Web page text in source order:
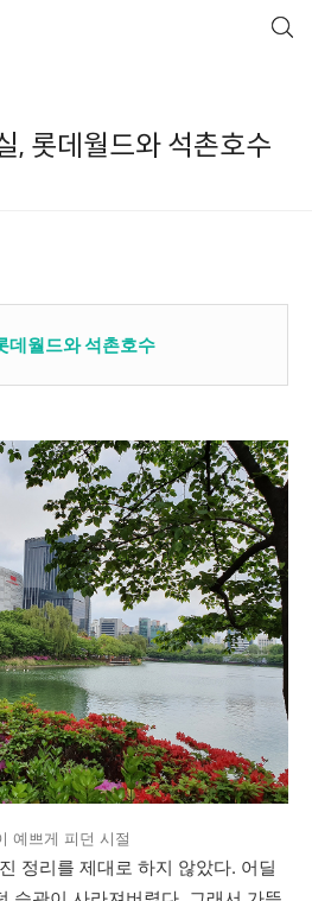
, 롯데월드와 석촌호수
월드와 석촌호수
예쁘게 피던 시절
정리를 제대로 하지 않았다. 어딜